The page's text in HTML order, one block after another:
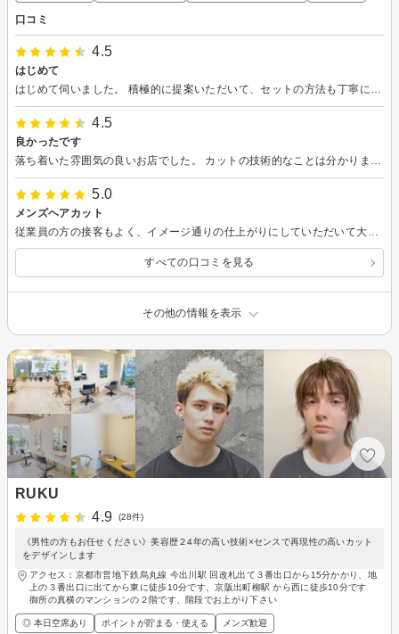
口コミ
4.5
はじめて
はじめて伺いました。 積極的に提案いただいて、セットの方法も丁寧に教えていただけました。 ありがとうございました。
4.5
良かったです
落ち着いた雰囲気の良いお店でした。 カットの技術的なことは分かりませんが いい感じにしていただけました。
5.0
メンズヘアカット
従業員の方の接客もよく、イメージ通りの仕上がりにしていただいて大変満足でした。
すべての口コミを見る
その他の情報を表示
RUKU
4.9
(28件)
《男性の方もお任せください》美容歴２4年の高い技術×センスで再現性の高いカット
をデザインします
アクセス：京都市営地下鉄烏丸線 今出川駅 回改札出て３番出口から15分かかり、地
上の３番出口に出てから東に徒歩10分です、京阪出町柳駅 から西に徒歩10分です
御所の真横のマンションの２階です、階段でお上がり下さい
◎ 本日空席あり ポイントが貯まる・使える メンズ歓迎